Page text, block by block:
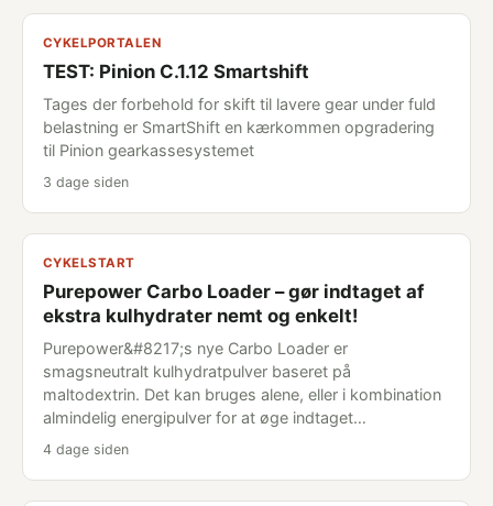
CYKELPORTALEN
TEST: Pinion C.1.12 Smartshift
Tages der forbehold for skift til lavere gear under fuld
belastning er SmartShift en kærkommen opgradering
til Pinion gearkassesystemet
3 dage siden
CYKELSTART
Purepower Carbo Loader – gør indtaget af
ekstra kulhydrater nemt og enkelt!
Purepower&#8217;s nye Carbo Loader er
smagsneutralt kulhydratpulver baseret på
maltodextrin. Det kan bruges alene, eller i kombination
almindelig energipulver for at øge indtaget…
4 dage siden